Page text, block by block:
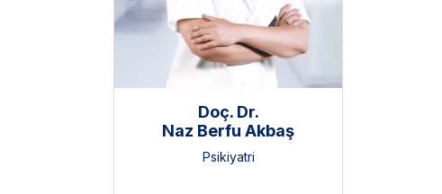
Doç. Dr.
Naz Berfu Akbaş
Psikiyatri